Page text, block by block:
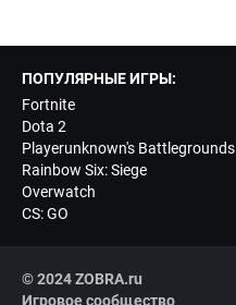
ПОПУЛЯРНЫЕ ИГРЫ:
Fortnite
Dota 2
Playerunknown's Battlegrounds
Rainbow Six: Siege
Overwatch
CS: GO
© 2024 ZOBRA.ru
Игровое сообщество